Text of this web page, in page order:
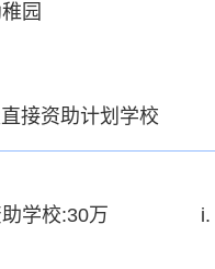
园
接资助计划学校
学校:30万